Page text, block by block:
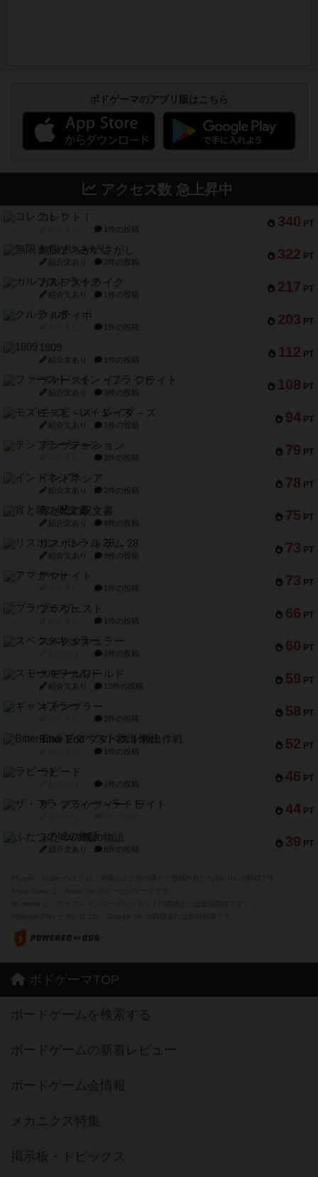
ボドゲーマのアプリ版はこちら
アクセス数 急上昇中
340 PT
コレクト！
1件の投稿
322 PT
無限まちがいさがし
紹介文あり 2件の投稿
217 PT
ガルフストライク
紹介文あり 1件の投稿
203 PT
クルティボ
1件の投稿
112 PT
1809
紹介文あり 1件の投稿
108 PT
ファースト・イン・フライト
紹介文あり 3件の投稿
94 PT
モズビ－ズ・レイダ－ズ
紹介文あり 1件の投稿
79 PT
テンプテーション
2件の投稿
78 PT
インドネシア
紹介文あり 2件の投稿
75 PT
宵と暁の呪文書
紹介文あり 8件の投稿
73 PT
リスボン・トラム 28
紹介文あり 9件の投稿
73 PT
アマナイト
1件の投稿
66 PT
ブラヴェスト
1件の投稿
60 PT
スペクタキュラー
1件の投稿
59 PT
スモールワールド
紹介文あり 13件の投稿
58 PT
ギャンブラー
2件の投稿
52 PT
Bitter End ブタペスト救出作戦
1件の投稿
46 PT
ラピード
1件の投稿
44 PT
ザ・フラッフィー・ライト
39 PT
ふたつの城の物語
紹介文あり 6件の投稿
ボドゲーマTOP
ボードゲームを検索する
ボードゲームの新着レビュー
ボードゲーム会情報
メカニクス特集
掲示板・トピックス